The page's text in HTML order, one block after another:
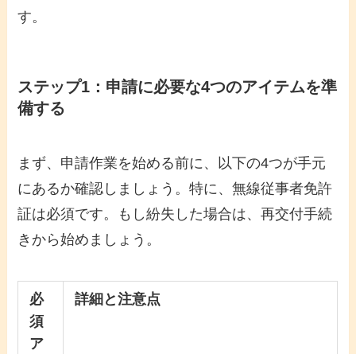
す。
ステップ1：申請に必要な4つのアイテムを準
備する
まず、申請作業を始める前に、以下の4つが手元
にあるか確認しましょう。特に、無線従事者免許
証は必須です。もし紛失した場合は、再交付手続
きから始めましょう。
必
須
ア
詳細と注意点